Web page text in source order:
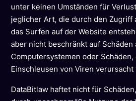
unter keinen Umständen für
jeglicher Art, die durch den Zugriff
das Surfen auf der Website
aber nicht beschränkt auf Schäden
Computersystemen oder Schäden,
Einschleusen von Viren verursacht
DataBitlaw haftet nicht für